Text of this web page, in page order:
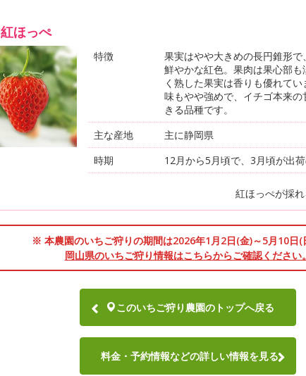
紅ほっぺ
特徴
果実はやや大きめの長円錐形で
鮮やかな紅色。果肉は果心部も
く熟した果実は香りも優れて
味もやや強めで、イチゴ本来
きる品種です。
主な産地
主に静岡県
時期
12月から5月頃で、3月頃が出
紅ほっぺが採
※ 本農園のいちご狩りの期間は2026年1月2日(金)～5月10日(
岡山県のいちご狩り情報はこちらからご確認ください。
このいちご狩り農園のトップへ戻る
料金・予約情報などの詳しい情報を見る